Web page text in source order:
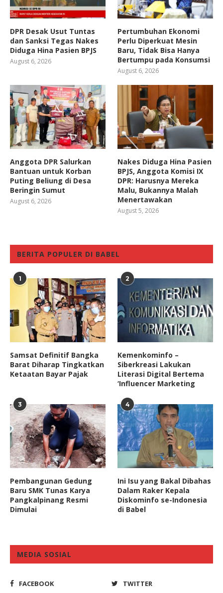
DPR Desak Usut Tuntas
dan Sanksi Tegas Nakes
Diduga Hina Pasien BPJS
August 6, 2026
Pertumbuhan Ekonomi
Perlu Diperkuat Mesin
Baru, Tidak Bisa Hanya
Bertumpu pada Konsumsi
August 6, 2026
Anggota DPR Salurkan
Bantuan untuk Korban
Puting Beliung di Desa
Beringin Sumut
August 6, 2026
Nakes Diduga Hina Pasien
BPJS, Anggota Komisi IX
DPR: Harusnya Mereka
Malu, Bukannya Malah
Menertawakan
August 5, 2026
BERITA POPULER DI BABEL
1
Samsat Definitif Bangka
Barat Diharap Tingkatkan
Ketaatan Bayar Pajak
2
Kemenkominfo –
Siberkreasi Lakukan
Literasi Digital Bertema
‘Influencer Marketing
3
Pembangunan Gedung
Baru SMK Tunas Karya
Pangkalpinang Resmi
Dimulai
4
Ini Isu yang Bakal Dibahas
Dalam Raker Kepala
Diskominfo se-Indonesia
di Babel
MEDIA SOSIAL
FACEBOOK
TWITTER